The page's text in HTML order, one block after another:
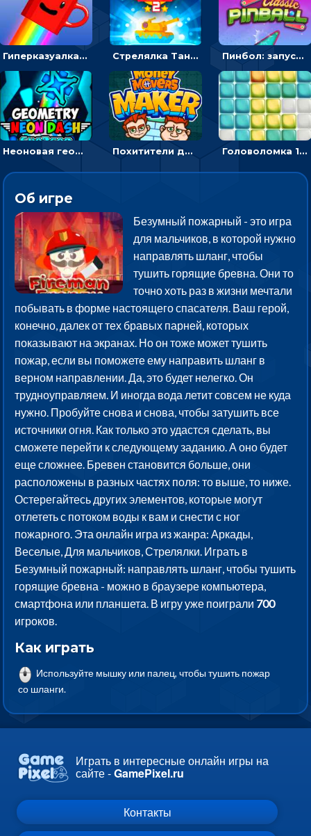
Гиперказуалка Летающая чашка кофе: двигаться и собирать кубики сахара Стрелялка Танковые войны: бить по танку врага, чтобы уничтожить зло Пинбол: запускать шарик, чтобы выбивать очки
Неоновая геометрия: прыгай через препятствия и собирай шары Похитители денег: управляйте друзьями и соберите все мешки с долларами Головоломка 10х10
Об игре
Безумный пожарный - это игра
для мальчиков, в которой нужно
направлять шланг, чтобы
тушить горящие бревна. Они то
точно хоть раз в жизни мечтали
побывать в форме настоящего спасателя. Ваш герой,
конечно, далек от тех бравых парней, которых
показывают на экранах. Но он тоже может тушить
пожар, если вы поможете ему направить шланг в
верном направлении. Да, это будет нелегко. Он
трудноуправляем. И иногда вода летит совсем не куда
нужно. Пробуйте снова и снова, чтобы затушить все
источники огня. Как только это удастся сделать, вы
сможете перейти к следующему заданию. А оно будет
еще сложнее. Бревен становится больше, они
расположены в разных частях поля: то выше, то ниже.
Остерегайтесь других элементов, которые могут
отлететь с потоком воды к вам и снести с ног
пожарного. Эта онлайн игра из жанра: Аркады,
Веселые, Для мальчиков, Стрелялки. Играть в
Безумный пожарный: направлять шланг, чтобы тушить
горящие бревна - можно в браузере компьютера,
смартфона или планшета. В игру уже поиграли 700
игроков.
Как играть
Используйте мышку или палец, чтобы тушить пожар
со шланги.
Играть в интересные онлайн игры на
сайте -GamePixel.ru
Контакты